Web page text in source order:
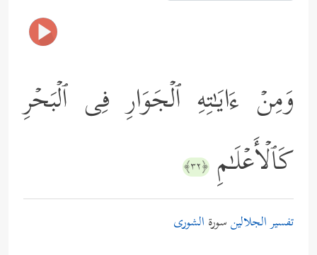
وَمِنۡ ءَایَـٰتِهِ ٱلۡجَوَارِ فِی ٱلۡبَحۡرِ
كَٱلۡأَعۡلَـٰمِ ﴿٣٢﴾
تفسير الجلالينسورة الشورى